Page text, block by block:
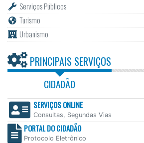
Serviços Públicos
Turismo
Urbanismo
PRINCIPAIS SERVIÇOS
CIDADÃO
SERVIÇOS ONLINE
Consultas, Segundas Vias
PORTAL DO CIDADÃO
Protocolo Eletrônico